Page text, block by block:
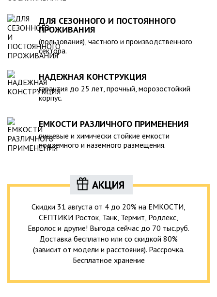
ДЛЯ СЕЗОННОГО И ПОСТОЯННОГО
ПРОЖИВАНИЯ
(пользования), частного и производственного
сектора.
НАДЕЖНАЯ КОНСТРУКЦИЯ
гарантия до 25 лет, прочный, морозостойкий
корпус.
ЕМКОСТИ РАЗЛИЧНОГО ПРИМЕНЕНИЯ
пищевые и химически стойкие емкости
подземного и наземного размещения.
АКЦИЯ
Скидки 31 августа от 4 до 20% на ЕМКОСТИ,
СЕПТИКИ Росток, Танк, Термит, Родлекс,
Евролос и другие! Выгода сейчас до 70 тыс.руб.
Доставка бесплатно или со скидкой 80%
(зависит от модели и расстояния). Рассрочка.
Бесплатное хранение